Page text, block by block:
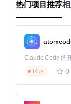
适用场景：使用
操作方法：在显
测屏幕凹槽位置
实际效果
要信息始终可见
3. 直观拖拽排序
传统菜单栏图标
而Ice将这一过程
适用场景
热门项目推荐
Rust
0